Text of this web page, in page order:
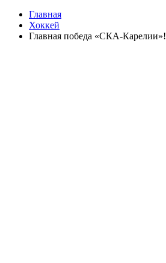
Главная
Хоккей
Главная победа «СКА-Карелии»!